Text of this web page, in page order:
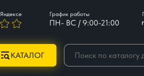
ПН- ВС / 9:00-21:00
График работы
КАТАЛОГ